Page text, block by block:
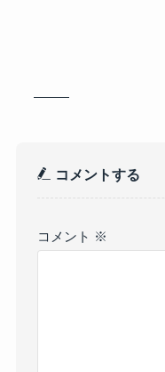
コメントする
コメント ※